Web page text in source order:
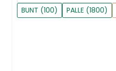
BUNT (100) PALLE (1800)